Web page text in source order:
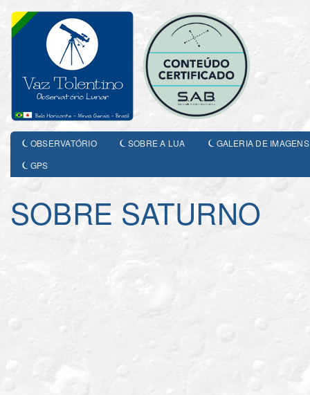
OBSERVATÓRIO SOBRE A LUA
GALERIA DE IMAGENS
GPS
SOBRE SATURNO